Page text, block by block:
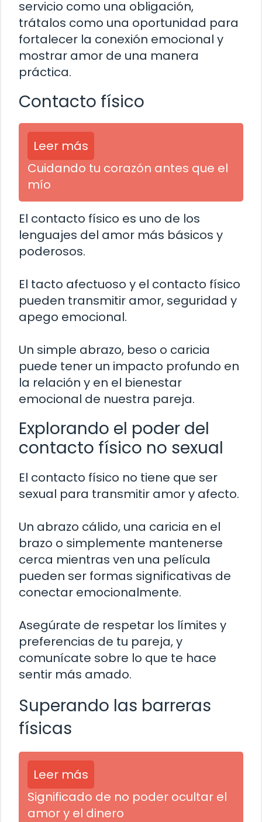
servicio como una obligación,
trátalos como una oportunidad para
fortalecer la conexión emocional y
mostrar amor de una manera
práctica.
Contacto físico
Leer más
Cuidando tu corazón antes que el
mío
El contacto físico es uno de los
lenguajes del amor más básicos y
poderosos.
El tacto afectuoso y el contacto físico
pueden transmitir amor, seguridad y
apego emocional.
Un simple abrazo, beso o caricia
puede tener un impacto profundo en
la relación y en el bienestar
emocional de nuestra pareja.
Explorando el poder del
contacto físico no sexual
El contacto físico no tiene que ser
sexual para transmitir amor y afecto.
Un abrazo cálido, una caricia en el
brazo o simplemente mantenerse
cerca mientras ven una película
pueden ser formas significativas de
conectar emocionalmente.
Asegúrate de respetar los límites y
preferencias de tu pareja, y
comunícate sobre lo que te hace
sentir más amado.
Superando las barreras
físicas
Leer más
Significado de no poder ocultar el
amor y el dinero